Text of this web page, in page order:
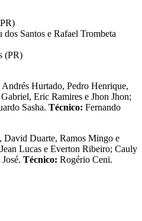
Santos e Rafael Trombeta
(PR)
Hurtado, Pedro Henrique,
Eric Ramires e Jhon Jhon;
Sasha. Técnico: Fernando
David Duarte, Ramos Mingo e
Lucas e Everton Ribeiro; Cauly
Técnico: Rogério Ceni.